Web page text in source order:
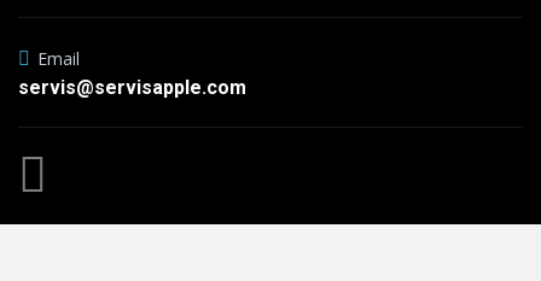
Email
servis@servisapple.com